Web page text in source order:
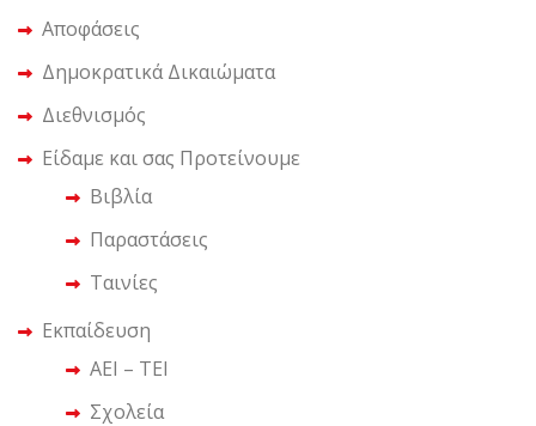
Αποφάσεις
Δημοκρατικά Δικαιώματα
Διεθνισμός
Είδαμε και σας Προτείνουμε
Βιβλία
Παραστάσεις
Ταινίες
Εκπαίδευση
ΑΕΙ – ΤΕΙ
Σχολεία